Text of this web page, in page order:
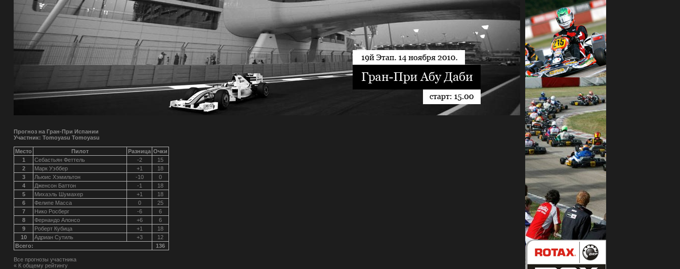
Прогноз на Гран-При Испании
Участник: Tomoyasu Tomoyasu
Место Пилот Разница Очки
1
Себастьян Феттель -2
15
2
Марк Уэббер +1
18
3
Льюис Хэмильтон -10
0
4
Дженсон Баттон -1
18
5
Михаэль Шумахер +1
18
6
Фелипе Масса 0
25
7
Нико Росберг -6
6
8
Фернандо Алонсо +6
6
9
Роберт Кубица +1
18
10
Адриан Сутиль +3
12
Всего:
136
Все прогнозы участника
« К общему рейтингу